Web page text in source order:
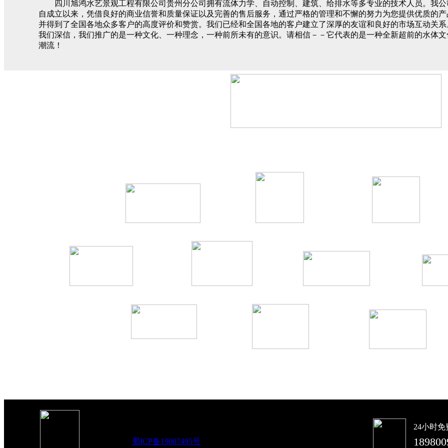
四川旭鸿水艺景观工程有限公司贵州分公司拥有流体力学、自动控制、建筑、给排水等多专业的技术人员。我公
自成立以来，凭借良好的商业信誉和质量保证以及完善的售后服务，通过严格的管理和不懈的努力为您提供优质的产
并得到了全国各地众多客户的高度评价和赞赏。我们已经和全国各地的客户建立了深厚的友谊和良好的市场互动关系
我们深信，我们推广的是一种文化、一种理念，一种前所未有的意识。请相信－－它代表的是一种全新超前的水体文
潮流！
蜀ICP备19007495号
24小时